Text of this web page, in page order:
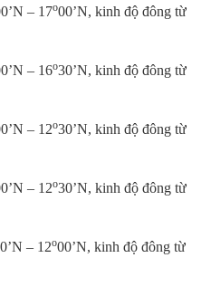
– 17o00’N, kinh độ đông từ
– 16o30’N, kinh độ đông từ
– 12o30’N, kinh độ đông từ
– 12o30’N, kinh độ đông từ
– 12o00’N, kinh độ đông từ